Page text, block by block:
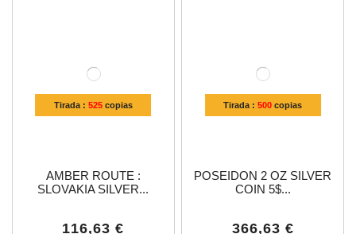
Tirada : 525copias
AMBER ROUTE :
SLOVAKIA SILVER...
116,63 €
Tirada :500 copias
POSEIDON 2 OZ SILVER
COIN 5$...
366,63 €